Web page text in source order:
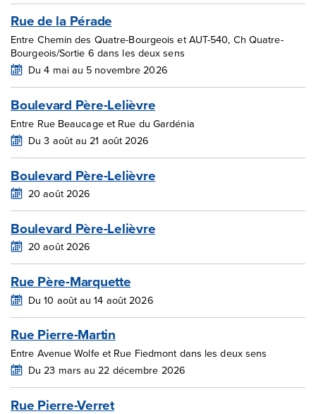
Rue de la Pérade
Entre Chemin des Quatre-Bourgeois et AUT-540, Ch Quatre-
Bourgeois/Sortie 6 dans les deux sens
Du 4 mai au 5 novembre 2026
Boulevard Père-Lelièvre
Entre Rue Beaucage et Rue du Gardénia
Du 3 août au 21 août 2026
Boulevard Père-Lelièvre
20 août 2026
Boulevard Père-Lelièvre
20 août 2026
Rue Père-Marquette
Du 10 août au 14 août 2026
Rue Pierre-Martin
Entre Avenue Wolfe et Rue Fiedmont dans les deux sens
Du 23 mars au 22 décembre 2026
Rue Pierre-Verret